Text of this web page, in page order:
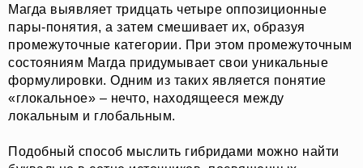
Магда выявляет тридцать четыре оппозиционные
пары-понятия, а затем смешивает их, образуя
промежуточные категории. При этом промежуточным
состояниям Магда придумывает свои уникальные
формулировки. Одним из таких является понятие
«глокальное» – нечто, находящееся между
локальным и глобальным.
Подобный способ мыслить гибридами можно найти